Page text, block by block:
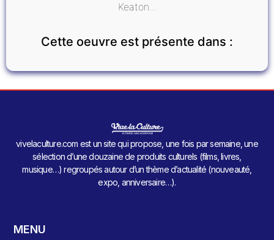
Keaton...
Cette oeuvre est présente dans :
vivelaculture.com est un site qui propose, une fois par semaine, une
sélection d’une douzaine de produits culturels (films, livres,
musique…) regroupés autour d’un thème d’actualité (nouveauté,
expo, anniversaire…).
MENU